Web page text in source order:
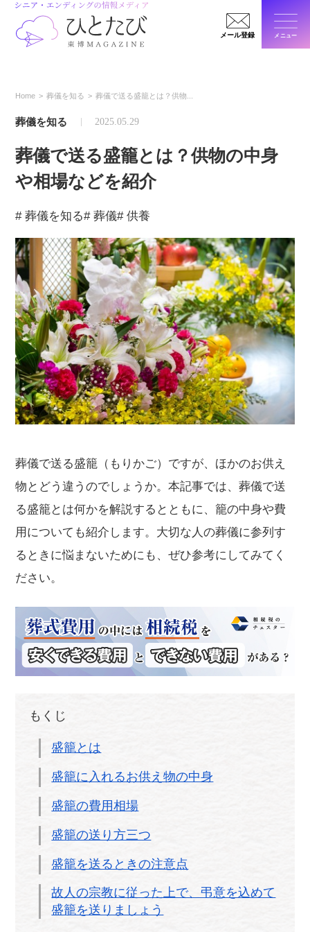
メール登録 メニュー
Home 葬儀を知る 葬儀で送る盛籠とは？供物...
葬儀を知る 2025.05.29
葬儀で送る盛籠とは？供物の中身
や相場などを紹介
# 葬儀を知る# 葬儀# 供養
葬儀で送る盛籠（もりかご）ですが、ほかのお供え
物とどう違うのでしょうか。本記事では、葬儀で送
る盛籠とは何かを解説するとともに、籠の中身や費
用についても紹介します。大切な人の葬儀に参列す
るときに悩まないためにも、ぜひ参考にしてみてく
ださい。
もくじ
盛籠とは
盛籠に入れるお供え物の中身
盛籠の費用相場
盛籠の送り方三つ
盛籠を送るときの注意点
故人の宗教に従った上で、弔意を込めて
盛籠を送りましょう